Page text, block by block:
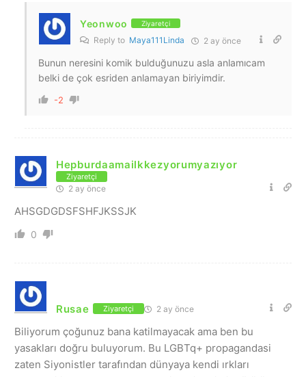
Yeonwoo Ziyaretçi
Reply to Maya111Linda 2 ay önce
Bunun neresini komik bulduğunuzu asla anlamıcam
belki de çok esriden anlamayan biriyimdir.
-2
Hepburdaamailkkezyorumyazıyor
Ziyaretçi
2 ay önce
AHSGDGDSFSHFJKSSJK
0
Rusae Ziyaretçi 2 ay önce
Biliyorum çoğunuz bana katilmayacak ama ben bu
yasakları doğru buluyorum. Bu LGBTq+ propagandasi
zaten Siyonistler tarafından dünyaya kendi ırkları